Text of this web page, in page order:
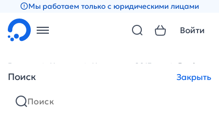
Мы работаем только с юридическими лицами
Поиск Закрыть
Войти
Главная Новости Новости за 2013 год График